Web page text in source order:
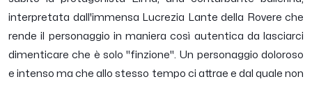
interpretata dall'immensa Lucrezia Lante della Rovere che
rende il personaggio in maniera così autentica da lasciarci
dimenticare che è solo "finzione". Un personaggio doloroso
e intenso ma che allo stesso tempo ci attrae e dal quale non